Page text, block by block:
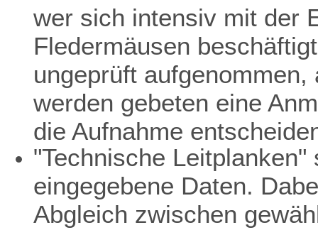
wer sich intensiv mit der
Fledermäusen
ungeprüft
werden gebeten eine
die Aufnahme
"Technische
eingegebene Daten.
Abgleich zwischen